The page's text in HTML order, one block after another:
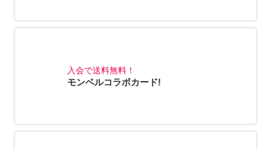
入会で送料無料！
モンベルコラボカード!